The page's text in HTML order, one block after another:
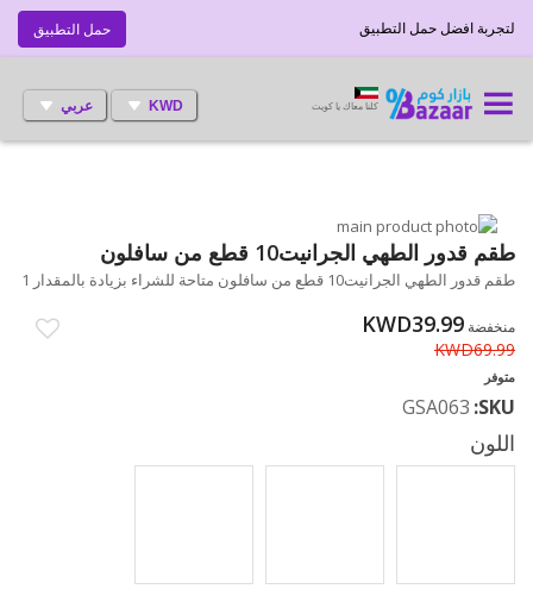
حمل التطبيق لتجربة افضل حمل التطبيق
KWD عربي كلنا معاك يا كويت
انتقل
إلى
النهاية
معرض
الصور
تخطي
إلى
بداية
معرض
الصور
طقم قدور الطهي الجرانيت10 قطع من سافلون
طقم قدور الطهي الجرانيت10 قطع من سافلون متاحة للشراء بزيادة بالمقدار 1
منخفضة KWD39.99
KWD69.99
متوفر
SKU
GSA063
اللون